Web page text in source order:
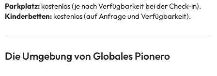
Parkplatz: kostenlos (je nach Verfügbarkeit bei der Check-in).
Kinderbetten: kostenlos (auf Anfrage und Verfügbarkeit).
Die Umgebung von Globales Pionero